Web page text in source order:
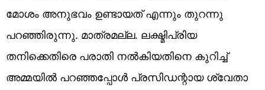
മോശം അനുഭവം ഉണ്ടായത് എന്നും തുറന്നു
പറഞ്ഞിരുന്നു. മാത്രമല്ല. ലക്ഷ്മിപ്രിയ
തനിക്കെതിരെ പരാതി നൽകിയതിനെ കുറിച്ച്
അമ്മയിൽ പറഞ്ഞപ്പോൾ പ്രസിഡന്റായ ശ്വേതാ